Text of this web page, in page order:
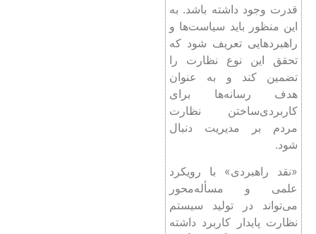
قدرت وجود داشته باشد. به
این منظور باید سیاست‌ها و
راهبردهایی تعریف شود که
تحقق این نوع نظارت ‌را
تضمین کند و به عنوان
هدف رسانه‌ها برای
کاربردی‌ساختن نظارت
مردم بر مدیریت دنبال
شود.
«نقد راهبردی» با رویکرد
علمی و مسأله‌محور
می‌تواند در تولید سیستم
نظارت پایدار کاربرد داشته